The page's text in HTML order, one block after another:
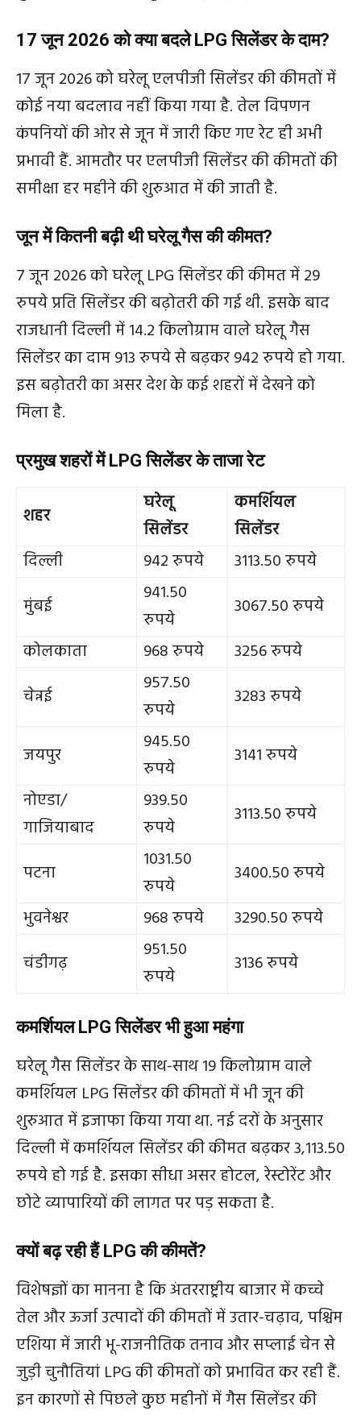
17 जून 2026 को क्या बदले LPG सिलेंडर के दाम?
17 जून 2026 को घरेलू एलपीजी सिलेंडर की कीमतों में
कोई नया बदलाव नहीं किया गया है. तेल विपणन
कंपनियों की ओर से जून में जारी किए गए रेट ही अभी
प्रभावी हैं. आमतौर पर एलपीजी सिलेंडर की कीमतों की
समीक्षा हर महीने की शुरुआत में की जाती है.
जून में कितनी बढ़ी थी घरेलू गैस की कीमत?
7 जून 2026 को घरेलू LPG सिलेंडर की कीमत में 29
रुपये प्रति सिलेंडर की बढ़ोतरी की गई थी. इसके बाद
राजधानी दिल्ली में 14.2 किलोग्राम वाले घरेलू गैस
सिलेंडर का दाम 913 रुपये से बढ़कर 942 रुपये हो गया.
इस बढ़ोतरी का असर देश के कई शहरों में देखने को
मिला है.
प्रमुख शहरों में LPG सिलेंडर के ताजा रेट
शहर
घरेलू
सिलेंडर
कमर्शियल
सिलेंडर
दिल्ली
942 रुपये
3113.50 रुपये
मुंबई
941.50
रुपये
3067.50 रुपये
कोलकाता
968 रुपये
3256 रुपये
चेन्नई
957.50
रुपये
3283 रुपये
जयपुर
945.50
रुपये
3141 रुपये
नोएडा/
गाजियाबाद
939.50
रुपये
3113.50 रुपये
पटना
1031.50
रुपये
3400.50 रुपये
भुवनेश्वर
968 रुपये
3290.50 रुपये
चंडीगढ़
951.50
रुपये
3136 रुपये
कमर्शियल LPG सिलेंडर भी हुआ महंगा
घरेलू गैस सिलेंडर के साथ-साथ 19 किलोग्राम वाले
कमर्शियल LPG सिलेंडर की कीमतों में भी जून की
शुरुआत में इजाफा किया गया था. नई दरों के अनुसार
दिल्ली में कमर्शियल सिलेंडर की कीमत बढ़कर 3,113.50
रुपये हो गई है. इसका सीधा असर होटल, रेस्टोरेंट और
छोटे व्यापारियों की लागत पर पड़ सकता है.
क्यों बढ़ रही हैं LPG की कीमतें?
विशेषज्ञों का मानना है कि अंतरराष्ट्रीय बाजार में कच्चे
तेल और ऊर्जा उत्पादों की कीमतों में उतार-चढ़ाव, पश्चिम
एशिया में जारी भू-राजनीतिक तनाव और सप्लाई चेन से
जुड़ी चुनौतियां LPG की कीमतों को प्रभावित कर रही हैं.
इन कारणों से पिछले कुछ महीनों में गैस सिलेंडर की